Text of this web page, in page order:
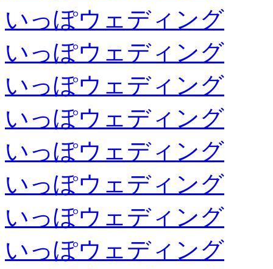
いっぽウェディング
いっぽウェディング
いっぽウェディング
いっぽウェディング
いっぽウェディング
いっぽウェディング
いっぽウェディング
いっぽウェディング